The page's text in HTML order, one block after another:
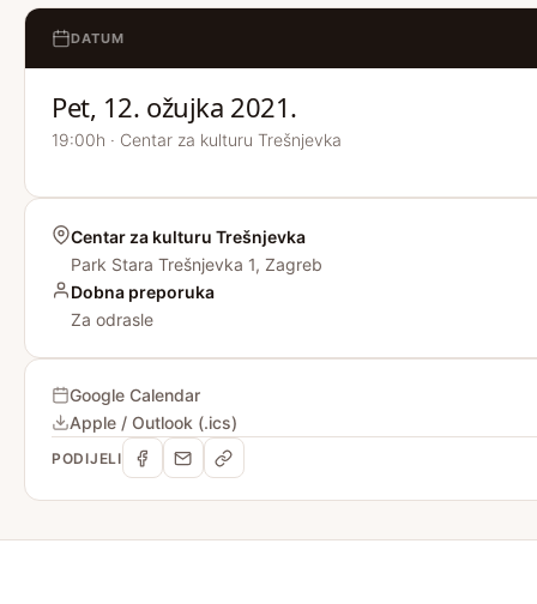
DATUM
Pet, 12. ožujka 2021.
19:00h · Centar za kulturu Trešnjevka
Centar za kulturu Trešnjevka
Park Stara Trešnjevka 1, Zagreb
Dobna preporuka
Za odrasle
Google Calendar
Apple / Outlook (.ics)
PODIJELI